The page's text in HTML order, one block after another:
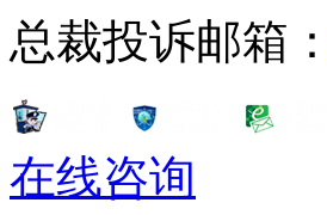
总裁投诉邮箱：
在线咨询